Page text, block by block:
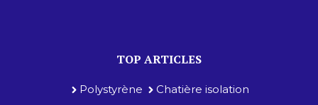
TOP ARTICLES
Polystyrène
Chatière isolation